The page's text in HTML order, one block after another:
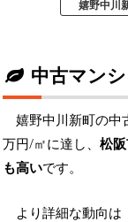
嬉野中川
中古マン
嬉野中川新町の中
万円/㎡に達し、 松
も高いです。
より詳細な動向は